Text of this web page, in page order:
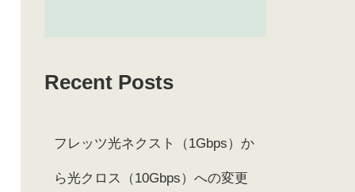
Recent Posts
フレッツ光ネクスト（1Gbps）か
ら光クロス（10Gbps）への変更